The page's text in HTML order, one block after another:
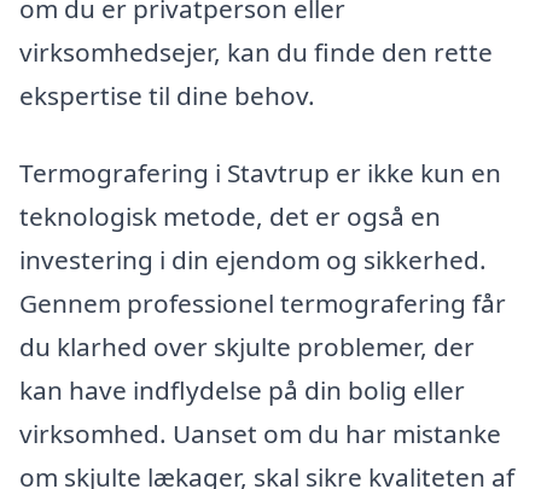
om du er privatperson eller
virksomhedsejer, kan du finde den rette
ekspertise til dine behov.
Termografering i Stavtrup er ikke kun en
teknologisk metode, det er også en
investering i din ejendom og sikkerhed.
Gennem professionel termografering får
du klarhed over skjulte problemer, der
kan have indflydelse på din bolig eller
virksomhed. Uanset om du har mistanke
om skjulte lækager, skal sikre kvaliteten af